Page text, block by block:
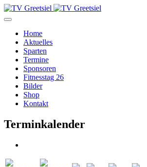
Home
Aktuelles
Sparten
Termine
Sponsoren
Fitnesstag 26
Bilder
Shop
Kontakt
Terminkalender